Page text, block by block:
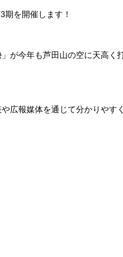
を開催します！
が今年も芦田山の空に天高く
広報媒体を通じて分かりやす